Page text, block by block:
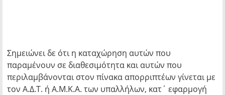
Σημειώνει δε ότι η καταχώρηση αυτών που
παραμένουν σε διαθεσιμότητα και αυτών που
περιλαμβάνονται στον πίνακα απορριπτέων γίνεται με
τον Α.Δ.Τ. ή Α.Μ.Κ.Α. των υπαλλήλων, κατ΄ εφαρμογή